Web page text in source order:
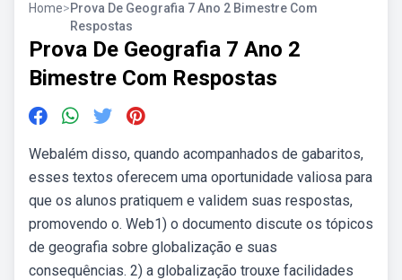
Home>Prova De Geografia 7 Ano 2 Bimestre Com
Respostas
Prova De Geografia 7 Ano 2
Bimestre Com Respostas
Webalém disso, quando acompanhados de gabaritos,
esses textos oferecem uma oportunidade valiosa para
que os alunos pratiquem e validem suas respostas,
promovendo o. Web1) o documento discute os tópicos
de geografia sobre globalização e suas
consequências. 2) a globalização trouxe facilidades